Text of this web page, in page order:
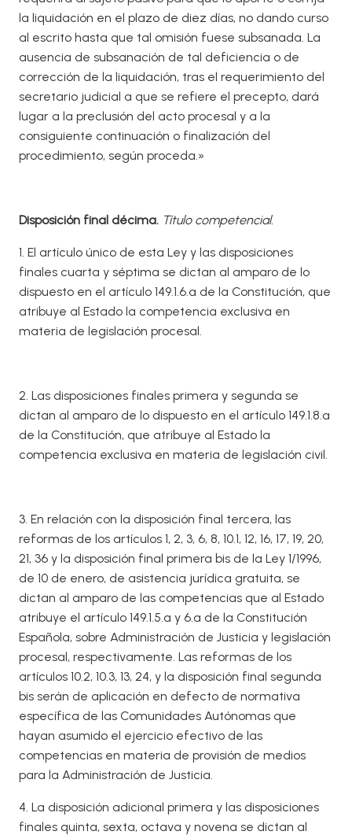
la liquidación en el plazo de diez días, no dando curso
al escrito hasta que tal omisión fuese subsanada. La
ausencia de subsanación de tal deficiencia o de
corrección de la liquidación, tras el requerimiento del
secretario judicial a que se refiere el precepto, dará
lugar a la preclusión del acto procesal y a la
consiguiente continuación o finalización del
procedimiento, según proceda.»
Disposición final décima. Título competencial.
1. El artículo único de esta Ley y las disposiciones
finales cuarta y séptima se dictan al amparo de lo
dispuesto en el artículo 149.1.6.ª de la Constitución, que
atribuye al Estado la competencia exclusiva en
materia de legislación procesal.
2. Las disposiciones finales primera y segunda se
dictan al amparo de lo dispuesto en el artículo 149.1.8.ª
de la Constitución, que atribuye al Estado la
competencia exclusiva en materia de legislación civil.
3. En relación con la disposición final tercera, las
reformas de los artículos 1, 2, 3, 6, 8, 10.1, 12, 16, 17, 19, 20,
21, 36 y la disposición final primera bis de la Ley 1/1996,
de 10 de enero, de asistencia jurídica gratuita, se
dictan al amparo de las competencias que al Estado
atribuye el artículo 149.1.5.ª y 6.ª de la Constitución
Española, sobre Administración de Justicia y legislación
procesal, respectivamente. Las reformas de los
artículos 10.2, 10.3, 13, 24, y la disposición final segunda
bis serán de aplicación en defecto de normativa
específica de las Comunidades Autónomas que
hayan asumido el ejercicio efectivo de las
competencias en materia de provisión de medios
para la Administración de Justicia.
4. La disposición adicional primera y las disposiciones
finales quinta, sexta, octava y novena se dictan al